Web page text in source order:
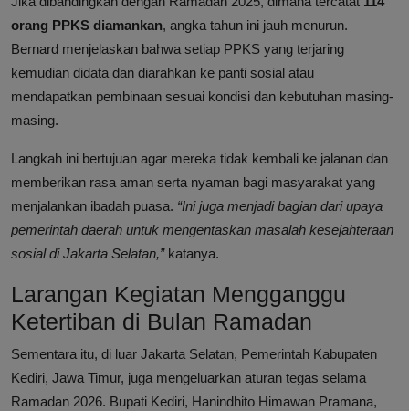
orang PPKS diamankan, angka tahun ini jauh menurun.
Bernard menjelaskan bahwa setiap PPKS yang terjaring
kemudian didata dan diarahkan ke panti sosial atau
mendapatkan pembinaan sesuai kondisi dan kebutuhan masing-
masing.
Langkah ini bertujuan agar mereka tidak kembali ke jalanan dan
memberikan rasa aman serta nyaman bagi masyarakat yang
menjalankan ibadah puasa. “Ini juga menjadi bagian dari upaya
pemerintah daerah untuk mengentaskan masalah kesejahteraan
sosial di Jakarta Selatan,”katanya.
Larangan Kegiatan Mengganggu
Ketertiban di Bulan Ramadan
Sementara itu, di luar Jakarta Selatan, Pemerintah Kabupaten
Kediri, Jawa Timur, juga mengeluarkan aturan tegas selama
Ramadan 2026. Bupati Kediri, Hanindhito Himawan Pramana,